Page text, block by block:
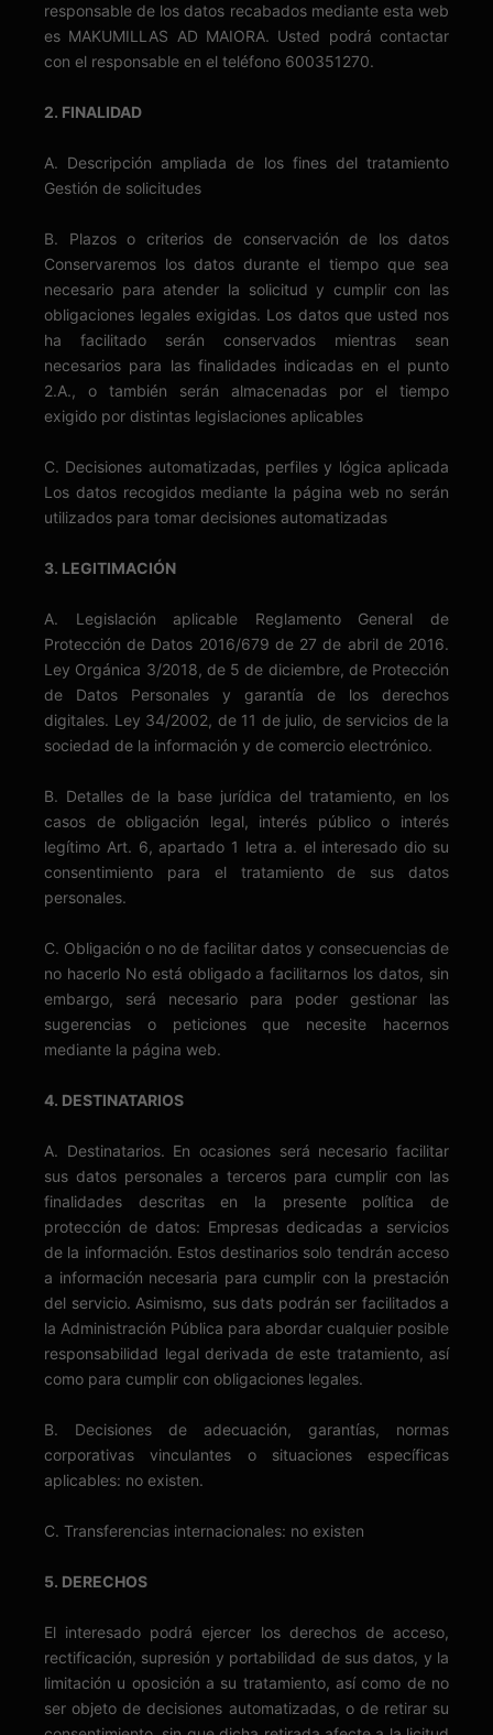
responsable de los datos recabados mediante esta web
es MAKUMILLAS AD MAIORA. Usted podrá contactar
con el responsable en el teléfono 600351270.
2. FINALIDAD
A. Descripción ampliada de los fines del tratamiento
Gestión de solicitudes
B. Plazos o criterios de conservación de los datos
Conservaremos los datos durante el tiempo que sea
necesario para atender la solicitud y cumplir con las
obligaciones legales exigidas. Los datos que usted nos
ha facilitado serán conservados mientras sean
necesarios para las finalidades indicadas en el punto
2.A., o también serán almacenadas por el tiempo
exigido por distintas legislaciones aplicables
C. Decisiones automatizadas, perfiles y lógica aplicada
Los datos recogidos mediante la página web no serán
utilizados para tomar decisiones automatizadas
3. LEGITIMACIÓN
A. Legislación aplicable Reglamento General de
Protección de Datos 2016/679 de 27 de abril de 2016.
Ley Orgánica 3/2018, de 5 de diciembre, de Protección
de Datos Personales y garantía de los derechos
digitales. Ley 34/2002, de 11 de julio, de servicios de la
sociedad de la información y de comercio electrónico.
B. Detalles de la base jurídica del tratamiento, en los
casos de obligación legal, interés público o interés
legítimo Art. 6, apartado 1 letra a. el interesado dio su
consentimiento para el tratamiento de sus datos
personales.
C. Obligación o no de facilitar datos y consecuencias de
no hacerlo No está obligado a facilitarnos los datos, sin
embargo, será necesario para poder gestionar las
sugerencias o peticiones que necesite hacernos
mediante la página web.
4. DESTINATARIOS
A. Destinatarios. En ocasiones será necesario facilitar
sus datos personales a terceros para cumplir con las
finalidades descritas en la presente política de
protección de datos: Empresas dedicadas a servicios
de la información. Estos destinarios solo tendrán acceso
a información necesaria para cumplir con la prestación
del servicio. Asimismo, sus dats podrán ser facilitados a
la Administración Pública para abordar cualquier posible
responsabilidad legal derivada de este tratamiento, así
como para cumplir con obligaciones legales.
B. Decisiones de adecuación, garantías, normas
corporativas vinculantes o situaciones específicas
aplicables: no existen.
C. Transferencias internacionales: no existen
5. DERECHOS
El interesado podrá ejercer los derechos de acceso,
rectificación, supresión y portabilidad de sus datos, y la
limitación u oposición a su tratamiento, así como de no
ser objeto de decisiones automatizadas, o de retirar su